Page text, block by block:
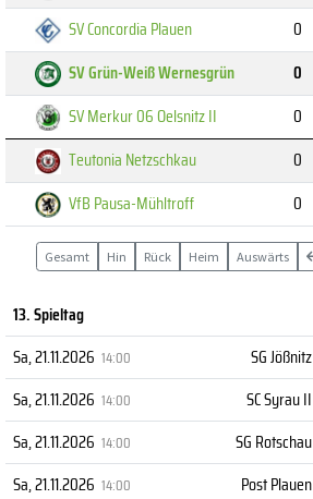
SV Concordia Plauen
0
SV Grün-Weiß Wernesgrün
0
SV Merkur 06 Oelsnitz II
0
Teutonia Netzschkau
0
VfB Pausa-Mühltroff
0
Gesamt Hin Rück Heim Auswärts
13. Spieltag
Sa, 21.11.2026 14:00 SG Jößnitz
Sa, 21.11.2026 14:00 SC Syrau II
Sa, 21.11.2026 14:00 SG Rotschau
Sa, 21.11.2026 14:00 Post Plauen